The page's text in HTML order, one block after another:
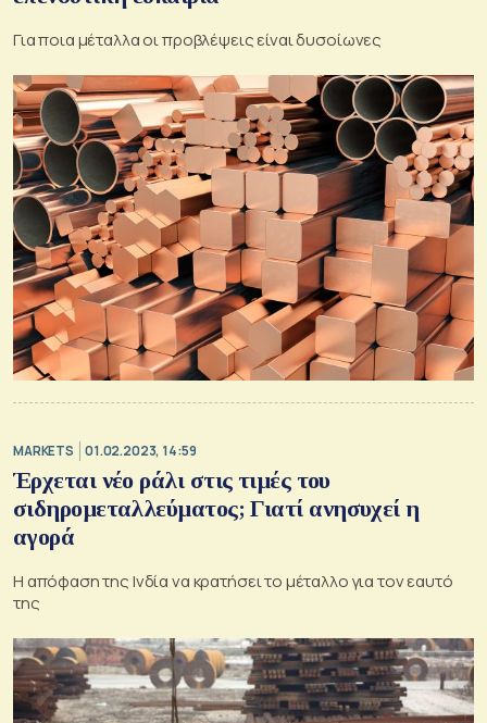
Για ποια μέταλλα οι προβλέψεις είναι δυσοίωνες
MARKETS 01.02.2023, 14:59
Έρχεται νέο ράλι στις τιμές του
σιδηρομεταλλεύματος; Γιατί ανησυχεί η
αγορά
Η απόφαση της Ινδία να κρατήσει το μέταλλο για τον εαυτό
της